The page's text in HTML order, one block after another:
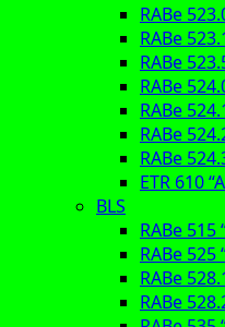
RABe
RABe
RABe
RABe
RABe
RABe
RABe
ETR 610
BLS
RABe 515
RABe 525
RABe
RABe